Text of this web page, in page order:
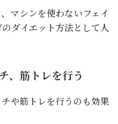
マシンを使わないフェイ
ダイエット方法として人
、筋トレを行う
や筋トレを行うのも効果